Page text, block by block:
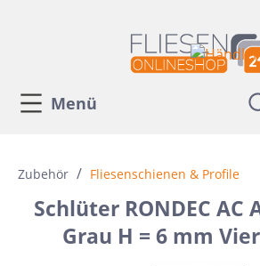
Menü
Zubehör / Fliesenschienen & Profile
Schlüter RONDEC AC
Grau H = 6 mm